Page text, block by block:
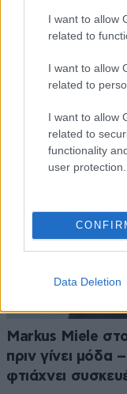
I want to allow
related to
I want to allow
related to
I want to allow
related to
functionality
user protection.
Data Deletion
Τζόρτζ
από το μποξ
Markus Miele
πριν γίνει μόδα
φτιάχνει